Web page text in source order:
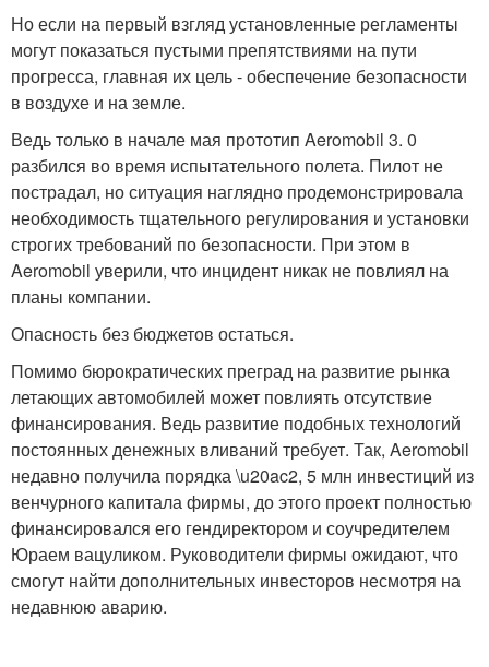
Но если на первый взгляд установленные регламенты
могут показаться пустыми препятствиями на пути
прогресса, главная их цель - обеспечение безопасности
в воздухе и на земле.
Ведь только в начале мая прототип Aeromobil 3. 0
разбился во время испытательного полета. Пилот не
пострадал, но ситуация наглядно продемонстрировала
необходимость тщательного регулирования и установки
строгих требований по безопасности. При этом в
Aeromobil уверили, что инцидент никак не повлиял на
планы компании.
Опасность без бюджетов остаться.
Помимо бюрократических преград на развитие рынка
летающих автомобилей может повлиять отсутствие
финансирования. Ведь развитие подобных технологий
постоянных денежных вливаний требует. Так, Aeromobil
недавно получила порядка \u20ac2, 5 млн инвестиций из
венчурного капитала фирмы, до этого проект полностью
финансировался его гендиректором и соучредителем
Юраем вацуликом. Руководители фирмы ожидают, что
смогут найти дополнительных инвесторов несмотря на
недавнюю аварию.